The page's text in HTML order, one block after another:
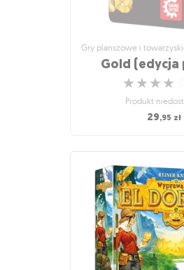
Gold (edycja
☆
☆
☆
☆
Produkt
29,95 zł
Gold (edycja
Nie wszystko złoto,
☆
☆
☆
☆
Produkt
29,95